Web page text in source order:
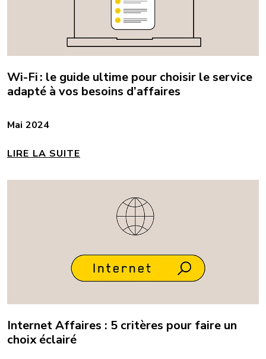
Wi-Fi : le guide ultime pour choisir le service
adapté à vos besoins d’affaires
Mai 2024
LIRE LA SUITE
Internet Affaires : 5 critères pour faire un
choix éclairé